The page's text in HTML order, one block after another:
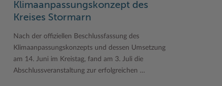
Klimaanpassungskonzept des
Kreises Stormarn
Nach der offiziellen Beschlussfassung des
Klimaanpassungskonzepts und dessen Umsetzung
am 14. Juni im Kreistag, fand am 3. Juli die
Abschlussveranstaltung zur erfolgreichen …